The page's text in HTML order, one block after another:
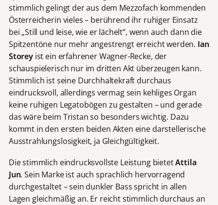
stimmlich gelingt der aus dem Mezzofach kommenden
Österreicherin vieles – berührend ihr ruhiger Einsatz
bei „Still und leise, wie er lächelt“, wenn auch dann die
Spitzentöne nur mehr angestrengt erreicht werden. Ian
Storeyist ein erfahrener Wagner-Recke, der
schauspielerisch nur im dritten Akt überzeugen kann.
Stimmlich ist seine Durchhaltekraft durchaus
eindrucksvoll, allerdings vermag sein kehliges Organ
keine ruhigen Legatobögen zu gestalten – und gerade
das wäre beim Tristan so besonders wichtig. Dazu
kommt in den ersten beiden Akten eine darstellerische
Ausstrahlungslosigkeit, ja Gleichgültigkeit.
Die stimmlich eindrucksvollste Leistung bietetAttila
Jun. Sein Marke ist auch sprachlich hervorragend
durchgestaltet – sein dunkler Bass spricht in allen
Lagen gleichmäßig an. Er reicht stimmlich durchaus an